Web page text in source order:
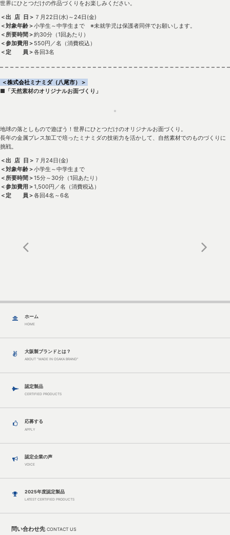
世界にひとつだけの作品づくりをお楽しみください。
＜出 店 日＞ ７月22日(水)～24日(金)
＜対象年齢＞小学生～中学生まで ※未就学児は保護者同伴でお願いします。
＜所要時間＞約30分（1回あたり）
＜参加費用＞ 550円／名（消費税込）
＜定 員＞各回3名
＜株式会社ミナミダ（八尾市）＞
■「天然素材のオリジナルお面づくり」
地球の落としもので遊ぼう！世界にひとつだけのオリジナルお面づくり。
長年の金属プレス加工で培ったミナミダの技術力を活かして、自然素材でのものづくりに
挑戦。
＜出 店 日＞ ７月24日(金)
＜対象年齢＞小学生～中学生まで
＜所要時間＞15分～30分（1回あたり）
＜参加費用＞1,500円／名（消費税込）
＜定 員＞各回4名～6名
ホーム
HOME
大阪製ブランドとは？
ABOUT “MADE IN OSAKA BRAND”
認定製品
CERTIFIED PRODUCTS
応募する
APPLY
認定企業の声
VOICE
2025年度認定製品
LATEST CERTIFIED PRODUCTS
問い合わせ先 CONTACT US